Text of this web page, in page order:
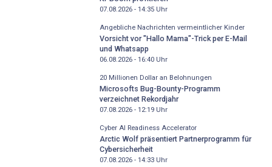
07.08.2026 - 14:35Uhr
Angebliche Nachrichten vermeintlicher Kinder
Vorsicht vor "Hallo Mama"-Trick per E-Mail
und Whatsapp
06.08.2026 - 16:40Uhr
20 Millionen Dollar an Belohnungen
Microsofts Bug-Bounty-Programm
verzeichnet Rekordjahr
07.08.2026 - 12:19Uhr
Cyber AI Readiness Accelerator
Arctic Wolf präsentiert Partnerprogramm für
Cybersicherheit
07.08.2026 - 14:33Uhr